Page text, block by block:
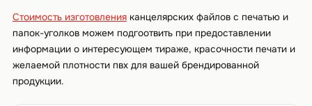
Стоимость изготовленияканцелярских файлов с печатью и
папок-уголков можем подгоотвить при предоставлении
информации о интересующем тираже, красочности печати и
желаемой плотности пвх для вашей брендированной
продукции.